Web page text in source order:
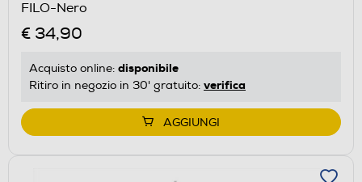
FILO-Nero
€ 34,90
Acquisto online: disponibile
Ritiro in negozio in 30' gratuito: verifica
AGGIUNGI